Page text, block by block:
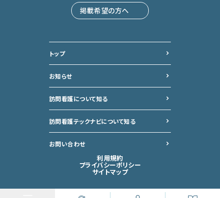
掲載希望の方へ
トップ
お知らせ
訪問看護について知る
訪問看護テックナビについて知る
お問い合わせ
利用規約
プライバシーポリシー
サイトマップ